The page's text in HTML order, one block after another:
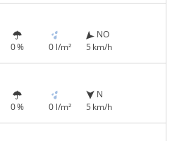
0 % 0 l/m²
NO
5 km/h
0 % 0 l/m²
N
5 km/h